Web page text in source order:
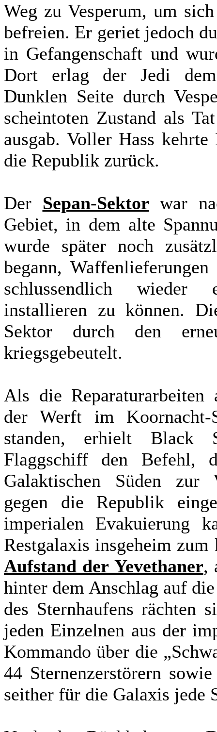
Weg zu Vesperum, um
befreien. Er geriet jedoch
in Gefangenschaft und
Dort erlag der Jedi
Dunklen Seite durch
scheintoten Zustand als
ausgab. Voller Hass
die Republik zurück.
Der Sepan-Sektor war
Gebiet, in dem alte
wurde später noch
begann,
schlussendlich wieder
installieren zu können.
Sektor durch den
kriegsgebeutelt.
Als die
der Werft im Koornacht-
standen, erhielt Black
Flaggschiff den Befehl,
Galaktischen Süden zur
gegen die Republik
imperialen Evakuierung
Restgalaxis insgeheim
Aufstand der Yevethaner,
hinter dem Anschlag auf
des Sternhaufens rächten
jeden Einzelnen aus der
Kommando über die
44 Sternenzerstörern
seither für die Galaxis jede